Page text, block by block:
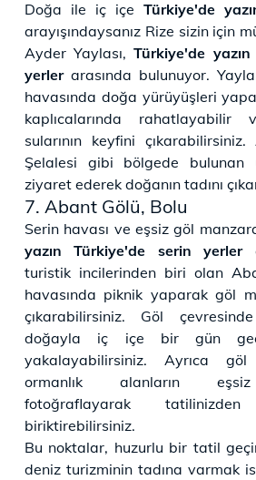
Doğa ile iç içe Türkiye'de
arayışındaysanız Rize sizin için
Ayder Yaylası,Türkiye'de
yerler arasında bulunuyor.
havasında doğa yürüyüşleri
kaplıcalarında
sularının keyfini
Şelalesi gibi bölgede bulunan
ziyaret ederek doğanın tadını
7. Abant Gölü, Bolu
Serin havası ve eşsiz göl
yazın Türkiye'de serin yerler
turistik incilerinden biri olan
havasında piknik yaparak göl
çıkarabilirsiniz. Göl
doğayla iç içe bir gün
yakalayabilirsiniz. Ayrıca
ormanlık alanların eşsiz
fotoğraflayarak
biriktirebilirsiniz.
Bu noktalar, huzurlu bir tatil
deniz turizminin tadına varmak